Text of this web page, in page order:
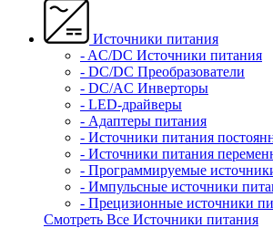
Источники питания
- AC/DC Источники питания
- DC/DC Преобразователи
- DC/AC Инверторы
- LED-драйверы
- Адаптеры питания
- Источники питания
- Источники питания
- Программируемые
- Импульсные источники
- Прецизионные источники
Смотреть Все Источники питания